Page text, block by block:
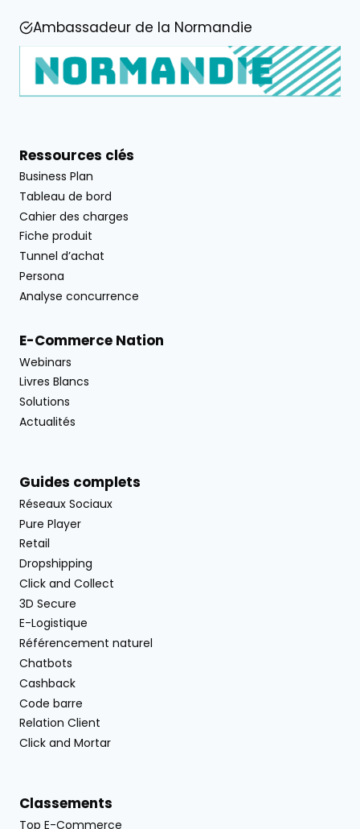
Ambassadeur de la Normandie
Ressources clés
Business Plan
Tableau de bord
Cahier des charges
Fiche produit
Tunnel d’achat
Persona
Analyse concurrence
E-Commerce Nation
Webinars
Livres Blancs
Solutions
Actualités
Guides complets
Réseaux Sociaux
Pure Player
Retail
Dropshipping
Click and Collect
3D Secure
E-Logistique
Référencement naturel
Chatbots
Cashback
Code barre
Relation Client
Click and Mortar
Classements
Top E-Commerce